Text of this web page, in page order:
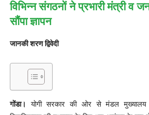
विभिन्न संगठनों ने प्रभारी मंत्री व
सौंपा ज्ञापन
जानकी शरण द्विवेदी
गोंडा।
योगी सरकार की ओर से मंडल मुख्यालय